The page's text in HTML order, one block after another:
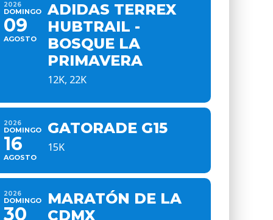
2026
DOMINGO
09
AGOSTO
ADIDAS TERREX
HUBTRAIL -
BOSQUE LA
PRIMAVERA
12K, 22K
2026
DOMINGO
16
AGOSTO
GATORADE G15
15K
2026
DOMINGO
30
MARATÓN DE LA
CDMX